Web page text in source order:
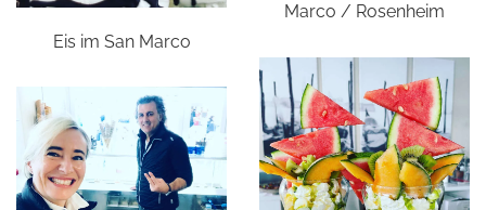
Eis im San Marco
Marco / Rosenheim